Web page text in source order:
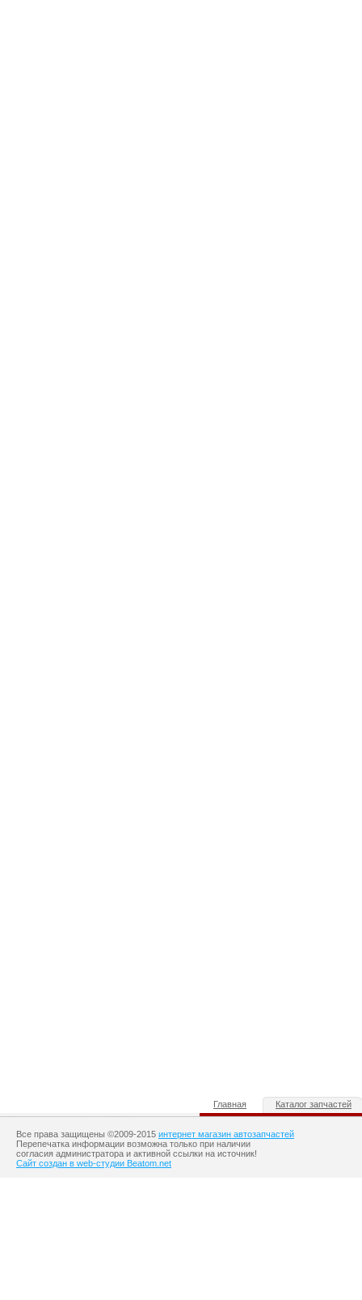
Главная Каталог запчастей
Все права защищены ©2009-2015 интернет магазин автозапчастей
Перепечатка информации возможна только при наличии
согласия администратора и активной ссылки на источник!
Сайт создан в web-студии Beatom.net